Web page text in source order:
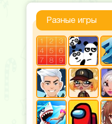
Разные игры